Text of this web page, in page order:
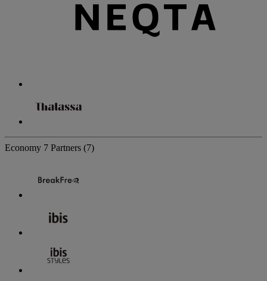
Economy 7 Partners (7)